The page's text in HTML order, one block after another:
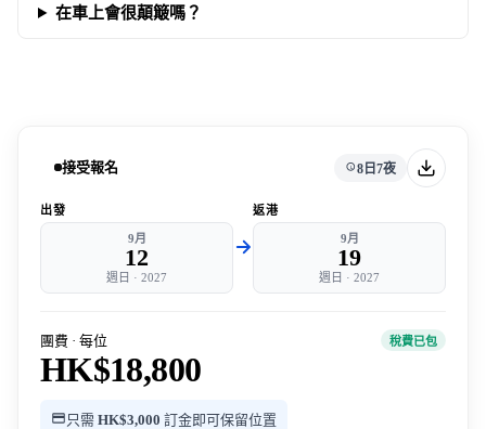
在車上會很顛簸嗎？
接受報名 8日7夜
出發
9月
12
週日 · 2027
返港
9月
19
週日 · 2027
團費 · 每位 稅費已包
HK$18,800
只需 HK$3,000 訂金即可保留位置